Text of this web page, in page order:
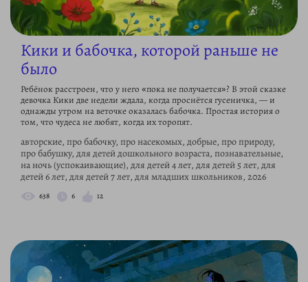
Кики и бабочка, которой раньше не
было
Ребёнок расстроен, что у него «пока не получается»? В этой сказке
девочка Кики две недели ждала, когда проснётся гусеничка, — и
однажды утром на веточке оказалась бабочка. Простая история о
том, что чудеса не любят, когда их торопят.
авторские, про бабочку, про насекомых, добрые, про природу,
про бабушку, для детей дошкольного возраста, познавательные,
на ночь (успокаивающие), для детей 4 лет, для детей 5 лет, для
детей 6 лет, для детей 7 лет, для младших школьников, 2026
638 6 12